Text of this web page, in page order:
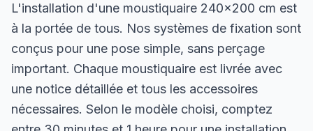
L'installation d'une moustiquaire 240×200 cm est
à la portée de tous. Nos systèmes de fixation sont
conçus pour une pose simple, sans perçage
important. Chaque moustiquaire est livrée avec
une notice détaillée et tous les accessoires
nécessaires. Selon le modèle choisi, comptez